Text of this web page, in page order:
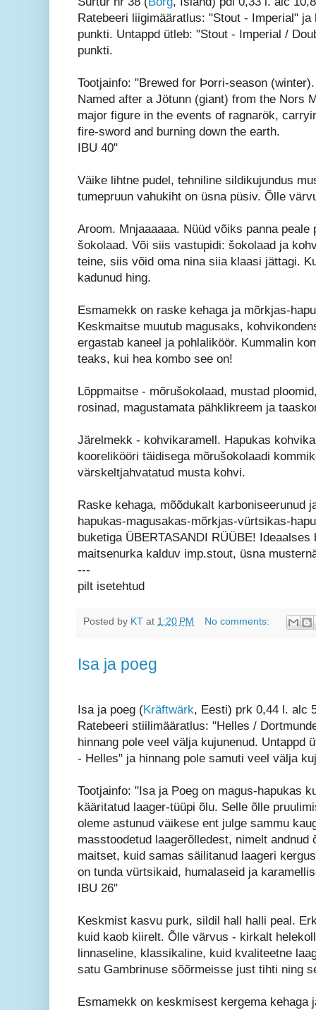
Ratebeeri liigimääratlus: "Stout - Imperial" ja
punkti. Untappd ütleb: "Stout - Imperial /
punkti.
Tootjainfo: "Brewed for Þorri-season (winter).
Named after a Jötunn (giant) from the Nors
major figure in the events of ragnarök,
fire-sword and burning down the earth.
IBU 40"
Väike lihtne pudel, tehniline sildikujundus
tumepruun vahukiht on üsna püsiv. Õlle
Aroom. Mnjaaaaaa. Nüüd võiks panna
šokolaad. Või siis vastupidi: šokolaad ja
teine, siis võid oma nina siia klaasi jättagi.
kadunud hing.
Esmamekk on raske kehaga ja mõrkjas-
Keskmaitse muutub magusaks,
ergastab kaneel ja pohlaliköör. Kummalin
teaks, kui hea kombo see on!
Lõppmaitse - mõrušokolaad, mustad
rosinad, magustamata pähklikreem ja
Järelmekk - kohvikaramell. Hapukas
koorelikööri täidisega mõrušokolaadi
värskeltjahvatatud musta kohvi.
Raske kehaga, mõõdukalt karboniseerunud
hapukas-magusakas-mõrkjas-vürtsikas-
buketiga ÜBERTASANDI RÜÜBE!
maitsenurka kalduv imp.stout, üsna
---
pilt isetehtud
Posted by KT at 1:20 PM No comments:
Isa ja poeg
Isa ja poeg (Kräftwärk, Eesti) prk 0,44 l. alc
Ratebeeri stiilimääratlus: "Helles /
hinnang pole veel välja kujunenud. Untappd
- Helles" ja hinnang pole samuti veel välja
Tootjainfo: "Isa ja Poeg on magus-hapukas
kääritatud laager-tüüpi õlu. Selle õlle
oleme astunud väikese ent julge sammu
masstoodetud laagerõlledest, nimelt andnud
maitset, kuid samas säilitanud laageri
on tunda vürtsikaid, humalaseid ja
IBU 26"
Keskmist kasvu purk, sildil hall halli peal.
kuid kaob kiirelt. Õlle värvus - kirkalt
linnaseline, klassikaline, kuid kvaliteetne
satu Gambrinuse sõõrmeisse just tihti ning
Esmamekk on keskmisest kergema kehaga